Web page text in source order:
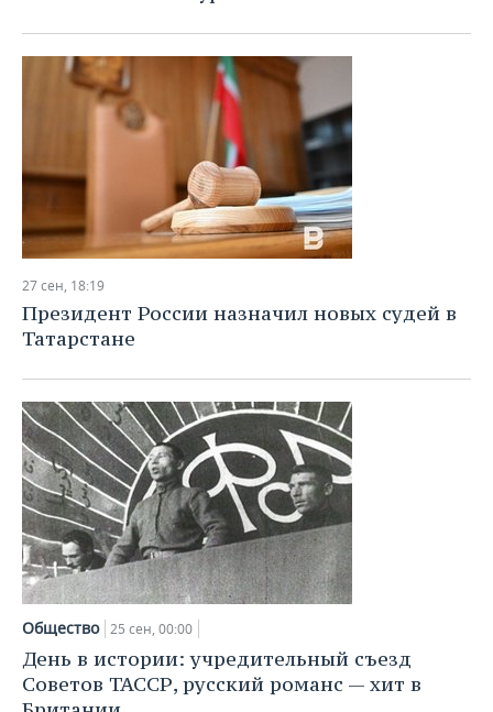
27 сен, 18:19
Президент России назначил новых судей в
Татарстане
Общество 25 сен, 00:00
День в истории: учредительный съезд
Советов ТАССР, русский романс — хит в